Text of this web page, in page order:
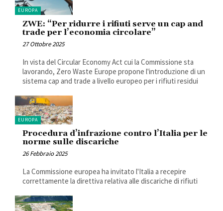
EUROPA
ZWE: “Per ridurre i rifiuti serve un cap and
trade per l’economia circolare”
27 Ottobre 2025
In vista del Circular Economy Act cui la Commissione sta
lavorando, Zero Waste Europe propone l'introduzione di un
sistema cap and trade a livello europeo per i rifiuti residui
EUROPA
Procedura d’infrazione contro l’Italia per le
norme sulle discariche
26 Febbraio 2025
La Commissione europea ha invitato l'Italia a recepire
correttamente la direttiva relativa alle discariche di rifiuti